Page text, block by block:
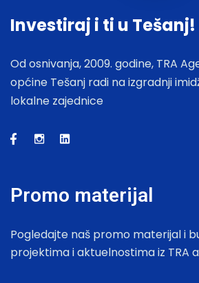
Investiraj i ti u Tešanj!
Od osnivanja, 2009. godine, TRA
općine Tešanj radi na izgradnji
lokalne zajednice
Promo materijal
Pogledajte naš promo materijal i
projektima i aktuelnostima iz TRA